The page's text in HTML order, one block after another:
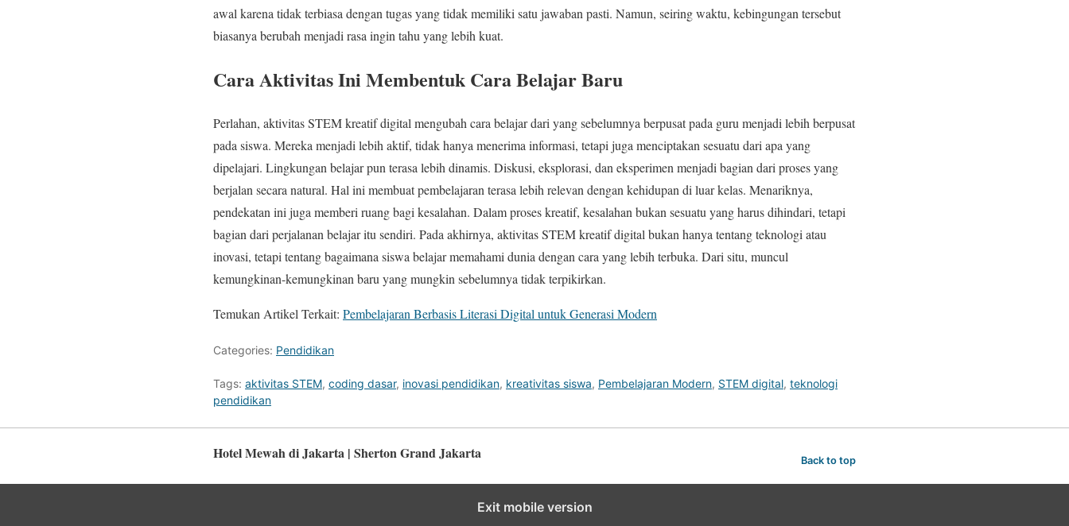
awal karena tidak terbiasa dengan tugas yang tidak memiliki satu jawaban pasti. Namun, seiring waktu, kebingungan tersebut
biasanya berubah menjadi rasa ingin tahu yang lebih kuat.
Cara Aktivitas Ini Membentuk Cara Belajar Baru
Perlahan, aktivitas STEM kreatif digital mengubah cara belajar dari yang sebelumnya berpusat pada guru menjadi lebih berpusat
pada siswa. Mereka menjadi lebih aktif, tidak hanya menerima informasi, tetapi juga menciptakan sesuatu dari apa yang
dipelajari. Lingkungan belajar pun terasa lebih dinamis. Diskusi, eksplorasi, dan eksperimen menjadi bagian dari proses yang
berjalan secara natural. Hal ini membuat pembelajaran terasa lebih relevan dengan kehidupan di luar kelas. Menariknya,
pendekatan ini juga memberi ruang bagi kesalahan. Dalam proses kreatif, kesalahan bukan sesuatu yang harus dihindari, tetapi
bagian dari perjalanan belajar itu sendiri. Pada akhirnya, aktivitas STEM kreatif digital bukan hanya tentang teknologi atau
inovasi, tetapi tentang bagaimana siswa belajar memahami dunia dengan cara yang lebih terbuka. Dari situ, muncul
kemungkinan-kemungkinan baru yang mungkin sebelumnya tidak terpikirkan.
Temukan Artikel Terkait: Pembelajaran Berbasis Literasi Digital untuk Generasi Modern
Categories: Pendidikan
Tags: aktivitas STEM, coding dasar, inovasi pendidikan, kreativitas siswa, Pembelajaran Modern, STEM digital, teknologi
pendidikan
Hotel Mewah di Jakarta | Sherton Grand Jakarta Back to top
Exit mobile version